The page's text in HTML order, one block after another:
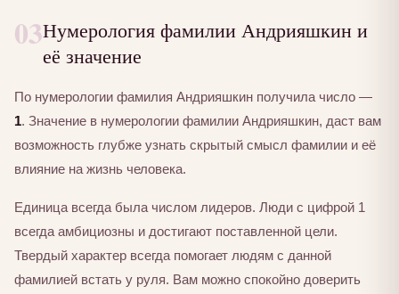
03Нумерология фамилии Андрияшкин и
её значение
По нумерологии фамилия Андрияшкин получила число —
1. Значение в нумерологии фамилии Андрияшкин, даст вам
возможность глубже узнать скрытый смысл фамилии и её
влияние на жизнь человека.
Единица всегда была числом лидеров. Люди с цифрой 1
всегда амбициозны и достигают поставленной цели.
Твердый характер всегда помогает людям с данной
фамилией встать у руля. Вам можно спокойно доверить